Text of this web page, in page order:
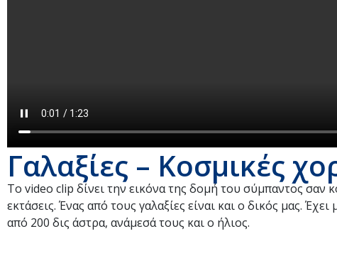
Γαλαξίες – Κοσμικές
Το video clip δίνει την εικόνα της δομή του σύμπαντος σαν
εκτάσεις. Ένας από τους γαλαξίες είναι και ο δικός μας.
από 200 δις άστρα, ανάμεσά τους και ο ήλιος.